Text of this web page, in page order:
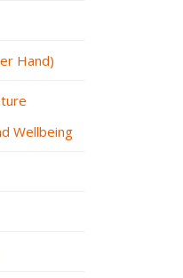
Hand)
Wellbeing